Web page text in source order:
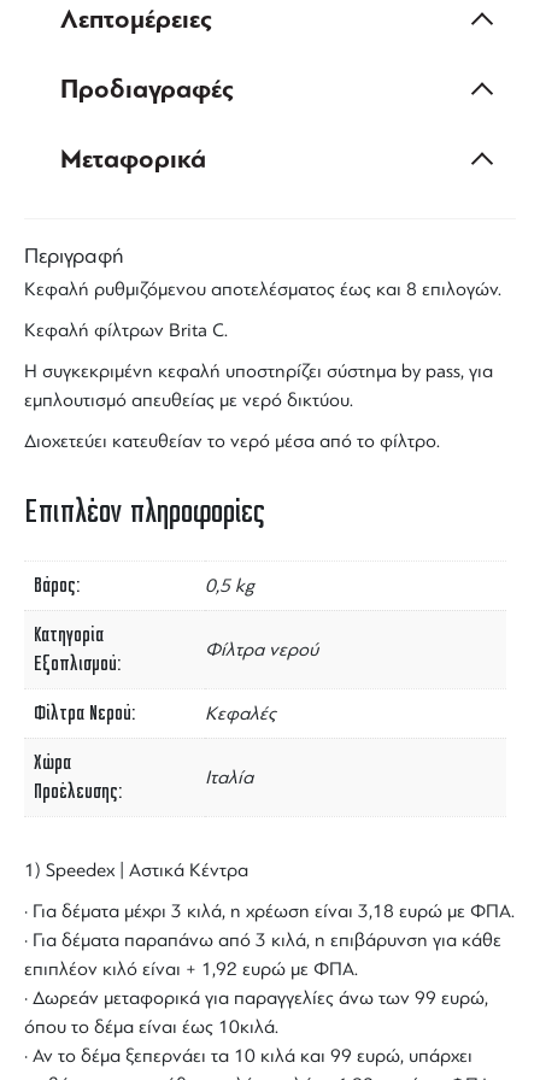
Λεπτομέρειες
Προδιαγραφές
Μεταφορικά
Περιγραφή
Κεφαλή ρυθμιζόμενου αποτελέσματος έως και 8 επιλογών.
Κεφαλή φίλτρων Brita C.
Η συγκεκριμένη κεφαλή υποστηρίζει σύστημα by pass, για
εμπλουτισμό απευθείας με νερό δικτύου.
Διοχετεύει κατευθείαν το νερό μέσα από το φίλτρο.
Επιπλέον πληροφορίες
Βάρος 0,5 kg
Κατηγορία
Εξοπλισμού
Φίλτρα νερού
Φίλτρα Νερού Κεφαλές
Χώρα
Προέλευσης
Ιταλία
1) Speedex | Αστικά Κέντρα
· Για δέματα μέχρι 3 κιλά, η χρέωση είναι 3,18 ευρώ με ΦΠΑ.
· Για δέματα παραπάνω από 3 κιλά, η επιβάρυνση για κάθε
επιπλέον κιλό είναι + 1,92 ευρώ με ΦΠΑ.
· Δωρεάν μεταφορικά για παραγγελίες άνω των 99 ευρώ,
όπου το δέμα είναι έως 10κιλά.
· Αν το δέμα ξεπερνάει τα 10 κιλά και 99 ευρώ, υπάρχει